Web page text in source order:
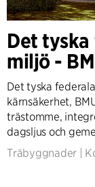
Det
miljö -
Det tyska
kärnsäkerhet,
trästomme,
dagsljus och
Träbyggnader